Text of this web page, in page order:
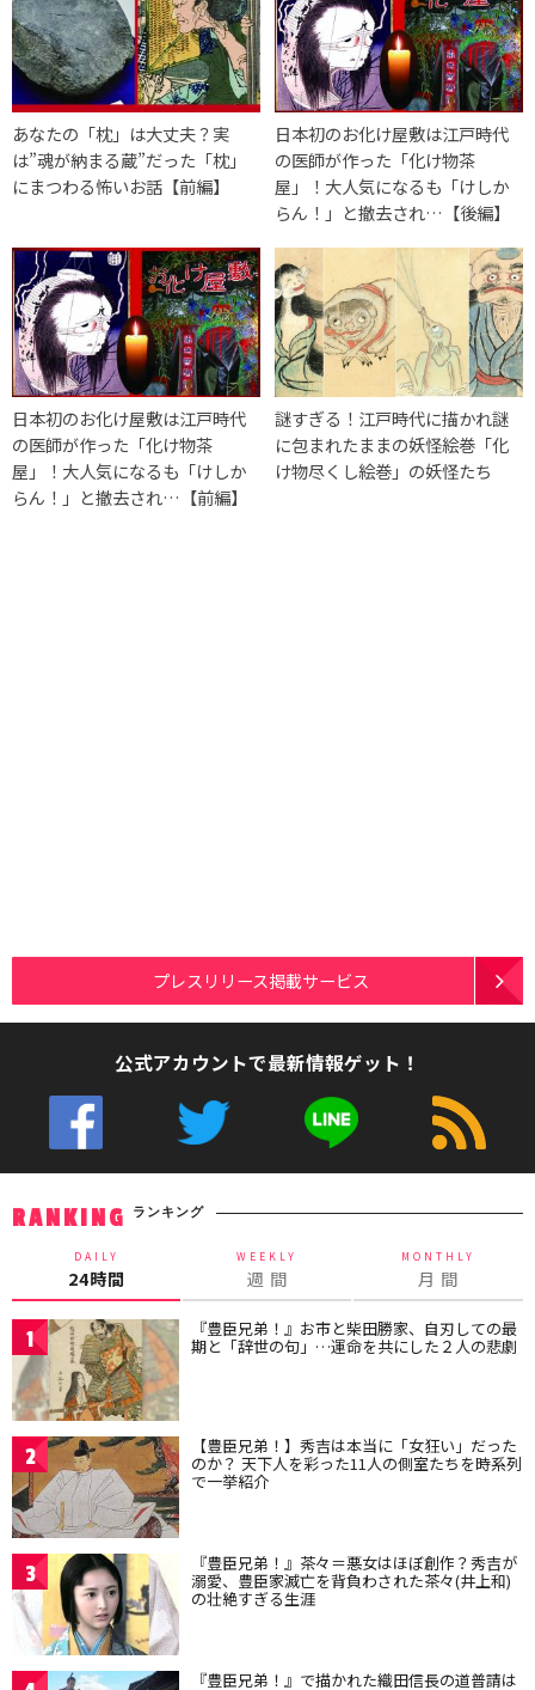
あなたの「枕」は大丈夫？実
は”魂が納まる蔵”だった「枕」
にまつわる怖いお話【前編】
日本初のお化け屋敷は江戸時代
の医師が作った「化け物茶
屋」！大人気になるも「けしか
らん！」と撤去され…【後編】
日本初のお化け屋敷は江戸時代
の医師が作った「化け物茶
屋」！大人気になるも「けしか
らん！」と撤去され…【前編】
謎すぎる！江戸時代に描かれ謎
に包まれたままの妖怪絵巻「化
け物尽くし絵巻」の妖怪たち
プレスリリース掲載サービス
公式アカウントで最新情報ゲット！
RANKING ランキング
DAILY
24時間
WEEKLY
週 間
MONTHLY
月 間
1 『豊臣兄弟！』お市と柴田勝家、自刃しての最
期と「辞世の句」…運命を共にした２人の悲劇
2 【豊臣兄弟！】秀吉は本当に「女狂い」だった
のか？ 天下人を彩った11人の側室たちを時系列
で一挙紹介
3 『豊臣兄弟！』茶々＝悪女はほぼ創作？秀吉が
溺愛、豊臣家滅亡を背負わされた茶々(井上和)
の壮絶すぎる生涯
『豊臣兄弟！』で描かれた織田信長の道普請は